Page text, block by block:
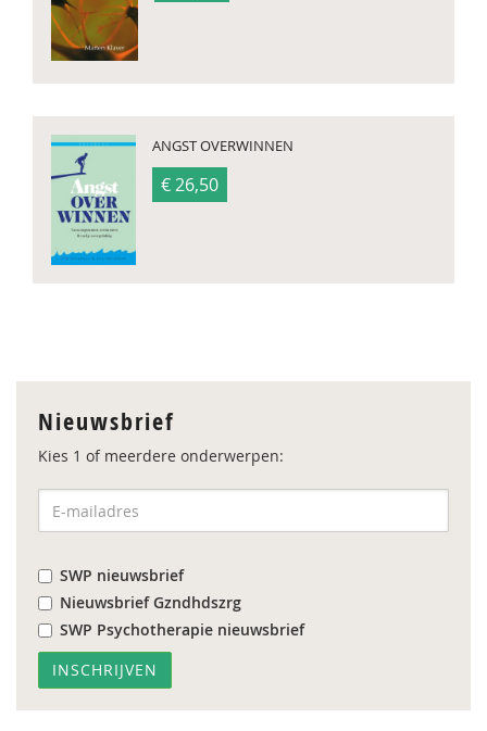
ANGST OVERWINNEN
€ 26,50
Nieuwsbrief
Kies 1 of meerdere onderwerpen:
SWP nieuwsbrief
Nieuwsbrief Gzndhdszrg
SWP Psychotherapie nieuwsbrief